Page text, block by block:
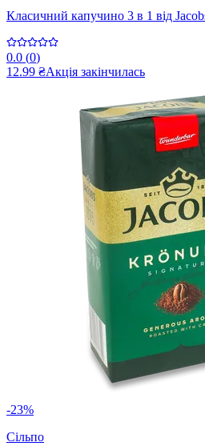
Класичний капучино 3 в 1 від
0.0 (0)
12.99 ₴Акція закінчилась
-23%
Сільпо